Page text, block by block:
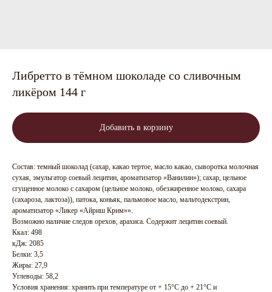
Либретто в тёмном шоколаде со сливочным
ликёром 144 г
Добавить в корзину
Состав: темный шоколад (сахар, какао тертое, масло какао, сыворотка молочная
сухая, эмульгатор соевый лецитин, ароматизатор «Ванилин»); сахар, цельное
сгущенное молоко с сахаром (цельное молоко, обезжиренное молоко, сахара
(сахароза, лактоза)), патока, коньяк, пальмовое масло, мальтодекстрин,
ароматизатор «Ликер «Айриш Крим»».
Возможно наличие следов орехов, арахиса. Содержит лецитин соевый.
Ккал: 498
кДж: 2085
Белки: 3,5
Жиры: 27,9
Углеводы: 58,2
Условия хранения: хранить при температуре от + 15°С до + 21°С и